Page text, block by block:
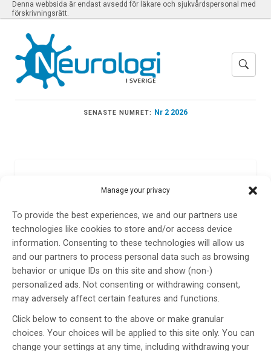
Manage your privacy
To provide the best experiences, we and our partners use
technologies like cookies to store and/or access device
information. Consenting to these technologies will allow us
and our partners to process personal data such as browsing
behavior or unique IDs on this site and show (non-)
personalized ads. Not consenting or withdrawing consent,
may adversely affect certain features and functions.
Click below to consent to the above or make granular
choices. Your choices will be applied to this site only. You can
change your settings at any time, including withdrawing your
Denna webbsida är endast avsedd för läkare och sjukvårdspersonal med
förskrivningsrätt.
SENASTE NUMRET: Nr 2 2026
Madeleine Stigsdotter
Nilsson